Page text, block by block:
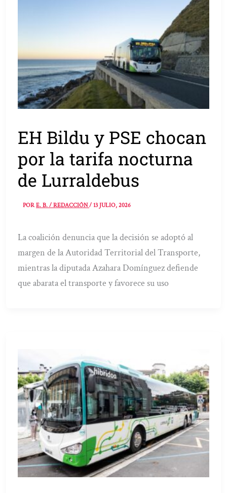
EH Bildu y PSE chocan
por la tarifa nocturna
de Lurraldebus
PORE. B. / REDACCIÓN/13 JULIO, 2026
La coalición denuncia que la decisión se adoptó al
margen de la Autoridad Territorial del Transporte,
mientras la diputada Azahara Domínguez defiende
que abarata el transporte y favorece su uso